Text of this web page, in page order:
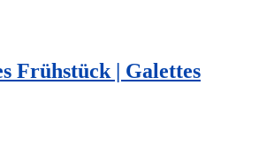
Frühstück | Galettes